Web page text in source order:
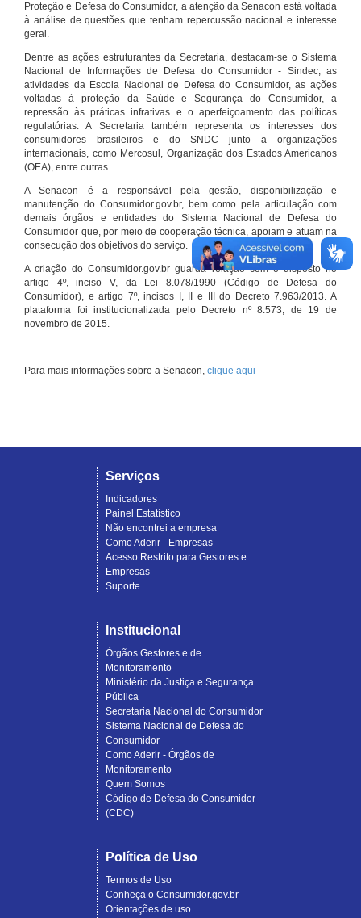
Proteção e Defesa do Consumidor, a atenção da Senacon está voltada
à análise de questões que tenham repercussão nacional e interesse
geral.
Dentre as ações estruturantes da Secretaria, destacam-se o Sistema
Nacional de Informações de Defesa do Consumidor - Sindec, as
atividades da Escola Nacional de Defesa do Consumidor, as ações
voltadas à proteção da Saúde e Segurança do Consumidor, a
repressão às práticas infrativas e o aperfeiçoamento das políticas
regulatórias. A Secretaria também representa os interesses dos
consumidores brasileiros e do SNDC junto a organizações
internacionais, como Mercosul, Organização dos Estados Americanos
(OEA), entre outras.
A Senacon é a responsável pela gestão, disponibilização e
manutenção do Consumidor.gov.br, bem como pela articulação com
demais órgãos e entidades do Sistema Nacional de Defesa do
Consumidor que, por meio de cooperação técnica, apoiam e atuam na
consecução dos objetivos do serviço.
A criação do Consumidor.gov.br guarda relação com o disposto no
artigo 4º, inciso V, da Lei 8.078/1990 (Código de Defesa do
Consumidor), e artigo 7º, incisos I, II e III do Decreto 7.963/2013. A
plataforma foi institucionalizada pelo Decreto nº 8.573, de 19 de
novembro de 2015.
Para mais informações sobre a Senacon, clique aqui
Serviços
Indicadores
Painel Estatístico
Não encontrei a empresa
Como Aderir - Empresas
Acesso Restrito para Gestores e
Empresas
Suporte
Institucional
Órgãos Gestores e de
Monitoramento
Ministério da Justiça e Segurança
Pública
Secretaria Nacional do Consumidor
Sistema Nacional de Defesa do
Consumidor
Como Aderir - Órgãos de
Monitoramento
Quem Somos
Código de Defesa do Consumidor
(CDC)
Política de Uso
Termos de Uso
Conheça o Consumidor.gov.br
Orientações de uso